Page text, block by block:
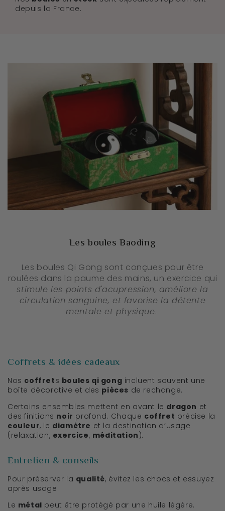
depuis la France.
Les boules Baoding
Les boules Qi Gong sont conçues pour être
roulées dans la paume des mains, un exercice qui
stimule les points d'acupression, améliore la
circulation sanguine, et favorise la détente
mentale et physique.
Coffrets & idées cadeaux
Nos coffrets boules qi gong incluent souvent une
boîte décorative et des pièces de rechange.
Certains ensembles mettent en avant le dragon et
des finitions noir profond. Chaque coffret précise la
couleur, le diamètre et la destination d’usage
(relaxation, exercice, méditation ).
Entretien & conseils
Pour préserver la qualité, évitez les chocs et essuyez
après usage.
Le métal peut être protégé par une huile légère.